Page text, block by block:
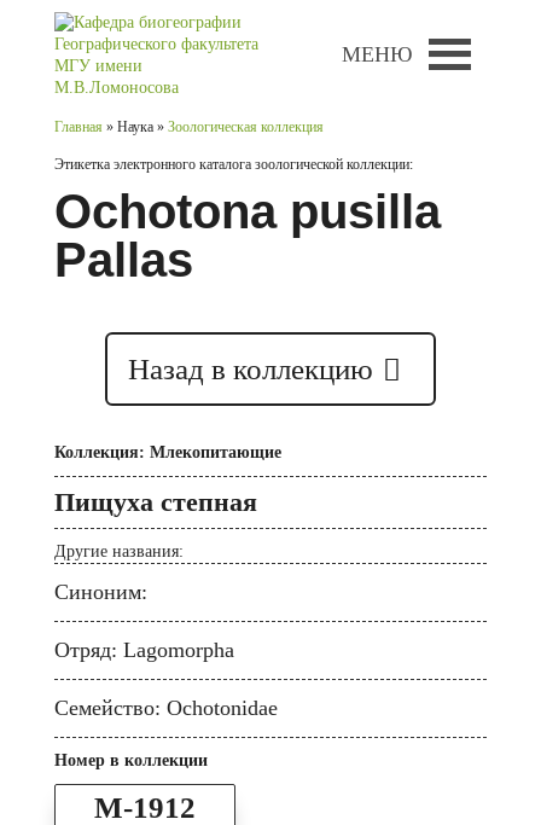
МЕНЮ
Главная » Наука » Зоологическая коллекция
Этикетка электронного каталога зоологической коллекции:
Ochotona pusilla
Pallas
Назад в коллекцию
Коллекция: Млекопитающие
Пищуха степная
Другие названия:
Синоним:
Отряд: Lagomorpha
Семейство: Ochotonidae
Номер в коллекции
M-1912